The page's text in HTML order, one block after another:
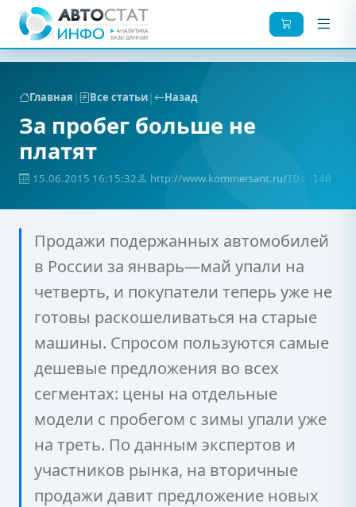
Главная | Все статьи| Назад
За пробег больше не
платят
15.06.2015 16:15:32 http://www.kommersant.ru/ID: 140
Продажи подержанных автомобилей
в России за январь—май упали на
четверть, и покупатели теперь уже не
готовы раскошеливаться на старые
машины. Спросом пользуются самые
дешевые предложения во всех
сегментах: цены на отдельные
модели с пробегом с зимы упали уже
на треть. По данным экспертов и
участников рынка, на вторичные
продажи давит предложение новых